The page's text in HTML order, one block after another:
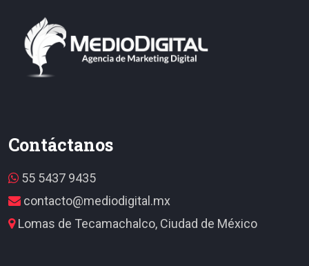
Contáctanos
55 5437 9435
contacto@mediodigital.mx
Lomas de Tecamachalco, Ciudad de México